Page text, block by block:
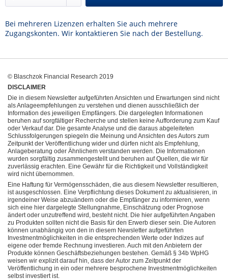
Bei mehreren Lizenzen erhalten Sie auch mehrere
Zugangskonten. Wir kontaktieren Sie nach der Bestellung.
© Blaschzok Financial Research 2019
DISCLAIMER
Die in diesem Newsletter aufgeführten Ansichten und Erwartungen sind nicht
als Anlageempfehlungen zu verstehen und dienen ausschließlich der
Information des jeweiligen Empfängers. Die dargelegten Informationen
beruhen auf sorgfältiger Recherche und stellen keine Aufforderung zum Kauf
oder Verkauf dar. Die gesamte Analyse und die daraus abgeleiteten
Schlussfolgerungen spiegeln die Meinung und Ansichten des Autors zum
Zeitpunkt der Veröffentlichung wider und dürfen nicht als Empfehlung,
Anlageberatung oder Ähnlichem verstanden werden. Die Informationen
wurden sorgfältig zusammengestellt und beruhen auf Quellen, die wir für
zuverlässig erachten. Eine Gewähr für die Richtigkeit und Vollständigkeit
wird nicht übernommen.
Eine Haftung für Vermögensschäden, die aus diesem Newsletter resultieren,
ist ausgeschlossen. Eine Verpflichtung dieses Dokument zu aktualisieren, in
irgendeiner Weise abzuändern oder die Empfänger zu informieren, wenn
sich eine hier dargelegte Stellungnahme, Einschätzung oder Prognose
ändert oder unzutreffend wird, besteht nicht. Die hier aufgeführten Angaben
zu Produkten sollten nicht die Basis für den Erwerb dieser sein. Die Autoren
können unabhängig von den in diesem Newsletter aufgeführten
Investmentmöglichkeiten in die entsprechenden Werte oder Indizes auf
eigene oder fremde Rechnung investieren. Auch mit den Anbietern der
Produkte können Geschäftsbeziehungen bestehen. Gemäß § 34b WpHG
weisen wir explizit darauf hin, dass der Autor zum Zeitpunkt der
Veröffentlichung in ein oder mehrere besprochene Investmentmöglichkeiten
selbst investiert ist.